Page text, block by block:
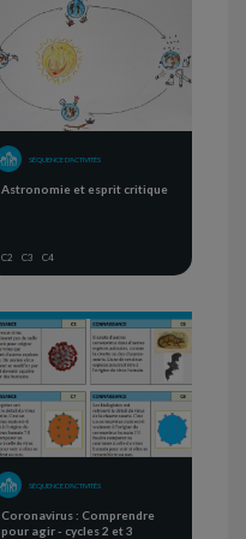
SÉQUENCE D'ACTIVITÉS
Astronomie et esprit critique
C2 C3 C4
SÉQUENCE D'ACTIVITÉS
Coronavirus : Comprendre
pour agir - cycles 2 et 3